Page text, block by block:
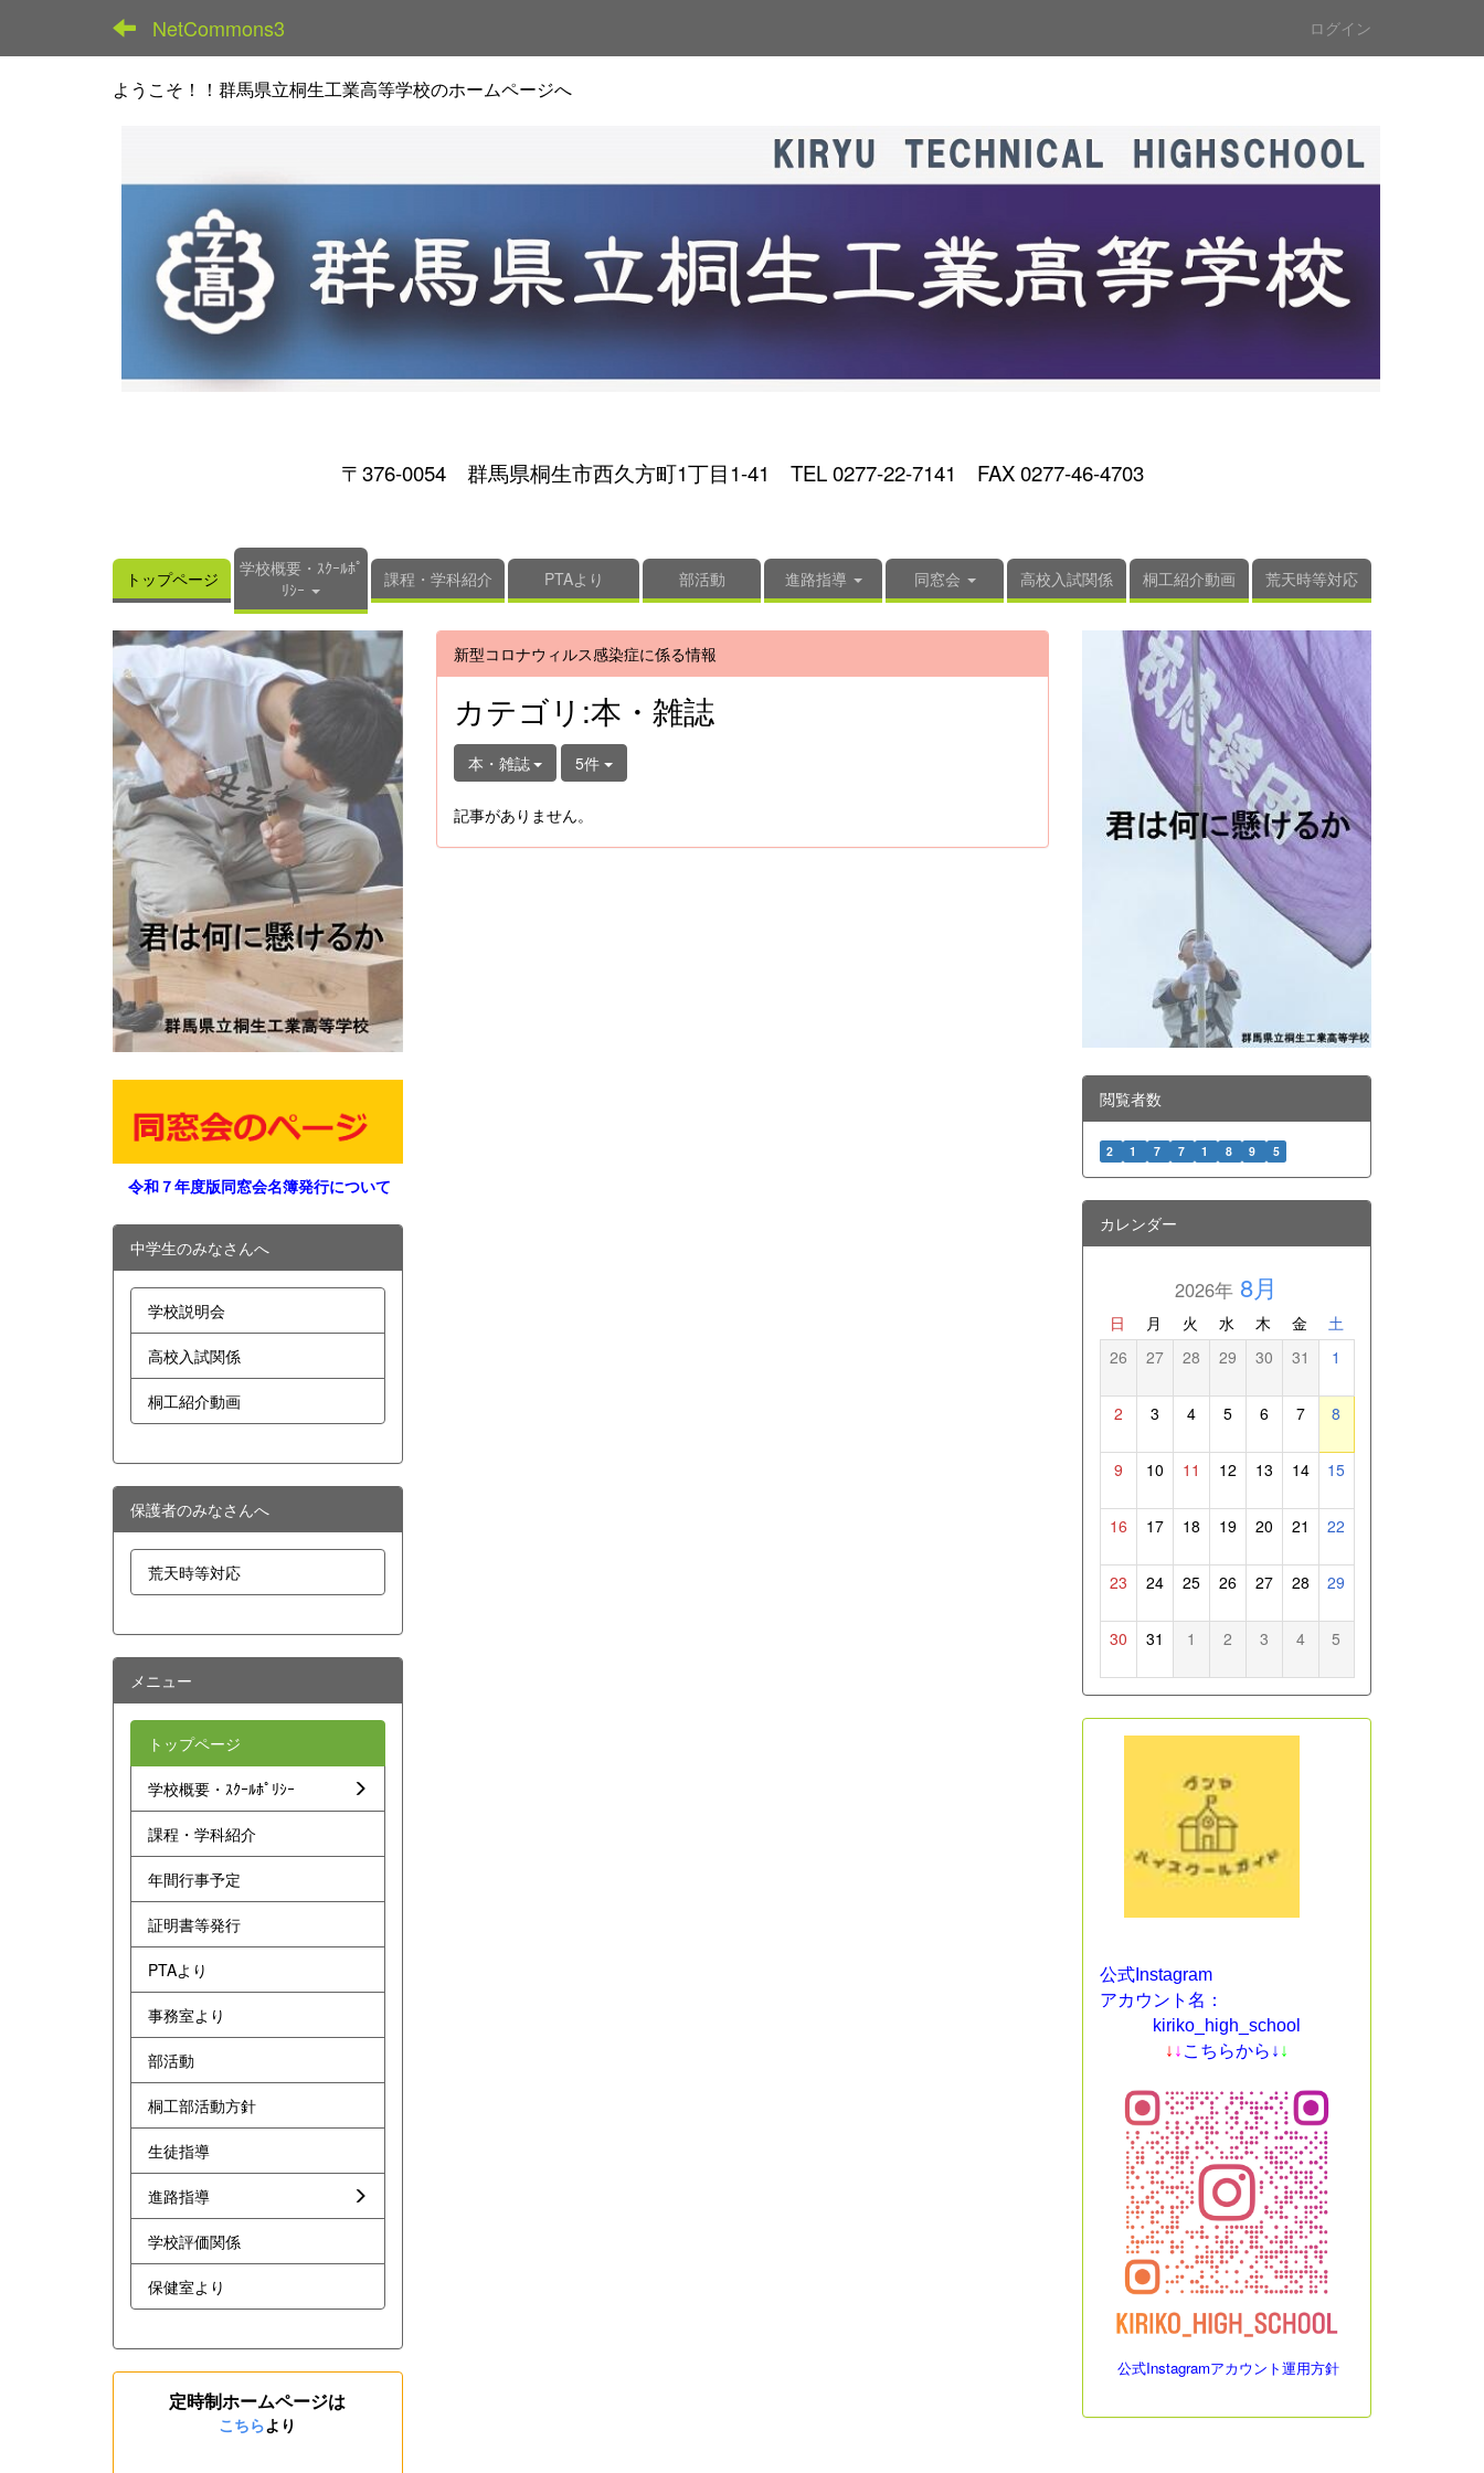
NetCommons3 ログイン
ようこそ！！群馬県立桐生工業高等学校のホームページへ
〒376-0054 群馬県桐生市西久方町1丁目1-41 TEL 0277-22-7141 FAX 0277-46-4703
トップページ
学校概要・ｽｸｰﾙﾎﾟ
ﾘｼｰ
課程・学科紹介 PTAより 部活動 進路指導 同窓会 高校入試関係 桐工紹介動画 荒天時等対応
新型コロナウィルス感染症に係る情報
カテゴリ:本・雑誌
本・雑誌 5件
記事がありません。
令和７年度版同窓会名簿発行について
中学生のみなさんへ
学校説明会
高校入試関係
桐工紹介動画
保護者のみなさんへ
荒天時等対応
メニュー
トップページ
学校概要・ｽｸｰﾙﾎﾟﾘｼｰ
課程・学科紹介
年間行事予定
証明書等発行
PTAより
事務室より
部活動
桐工部活動方針
生徒指導
進路指導
学校評価関係
保健室より
定時制ホームページは
こちらより
閲覧者数
2 1 7 7 1 8 9 5
カレンダー
2026年 8月
日 月 火 水 木 金 土
26 27 28 29 30 31 1
2 3 4 5 6 7 8
9 10 11 12 13 14 15
16 17 18 19 20 21 22
23 24 25 26 27 28 29
30 31 1 2 3 4 5
公式Instagram
アカウント名：
kiriko_high_school
↓ ↓ こちらから↓ ↓
公式Instagramアカウント運用方針